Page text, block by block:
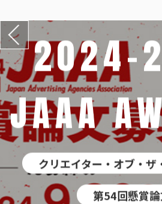
2024-
JAAA
クリエイター・オブ・ザ
第54回懸賞